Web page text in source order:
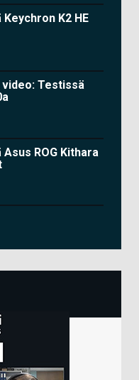
K2 HE
Testissä
ROG Kithara